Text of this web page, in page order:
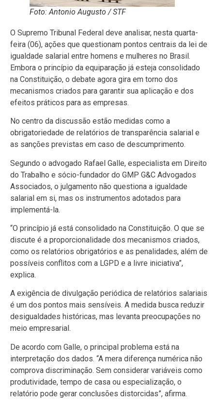
Foto: Antonio Augusto / STF
O Supremo Tribunal Federal deve analisar, nesta quarta-
feira (06), ações que questionam pontos centrais da lei de
igualdade salarial entre homens e mulheres no Brasil.
Embora o princípio da equiparação já esteja consolidado
na Constituição, o debate agora gira em torno dos
mecanismos criados para garantir sua aplicação e dos
efeitos práticos para as empresas.
No centro da discussão estão medidas como a
obrigatoriedade de relatórios de transparência salarial e
as sanções previstas em caso de descumprimento.
Segundo o advogado Rafael Galle, especialista em Direito
do Trabalho e sócio-fundador do GMP G&C Advogados
Associados, o julgamento não questiona a igualdade
salarial em si, mas os instrumentos adotados para
implementá-la.
“O princípio já está consolidado na Constituição. O que se
discute é a proporcionalidade dos mecanismos criados,
como os relatórios obrigatórios e as penalidades, além de
possíveis conflitos com a LGPD e a livre iniciativa”,
explica.
A exigência de divulgação periódica de relatórios salariais
é um dos pontos mais sensíveis. A medida busca reduzir
desigualdades históricas, mas levanta preocupações no
meio empresarial.
De acordo com Galle, o principal problema está na
interpretação dos dados. “A mera diferença numérica não
comprova discriminação. Sem considerar variáveis como
produtividade, tempo de casa ou especialização, o
relatório pode gerar conclusões distorcidas”, afirma.